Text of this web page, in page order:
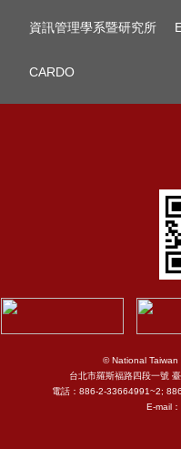
資訊管理學系暨研究所
CARDO
© National Taiwan
台北市羅斯福路四段一號
電話：886-2-33664991~2;
E-mail：